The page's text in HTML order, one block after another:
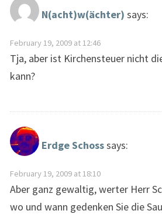
N(acht)w(ächter) says:
February 19, 2009 at 12:46
Tja, aber ist Kirchensteuer nicht
kann?
Erdge Schosssays:
February 19, 2009 at 18:10
Aber ganz gewaltig, werter Herr
wo und wann gedenken Sie die